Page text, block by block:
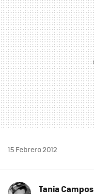
MAIL
15 Febrero 2012
Tania Campos